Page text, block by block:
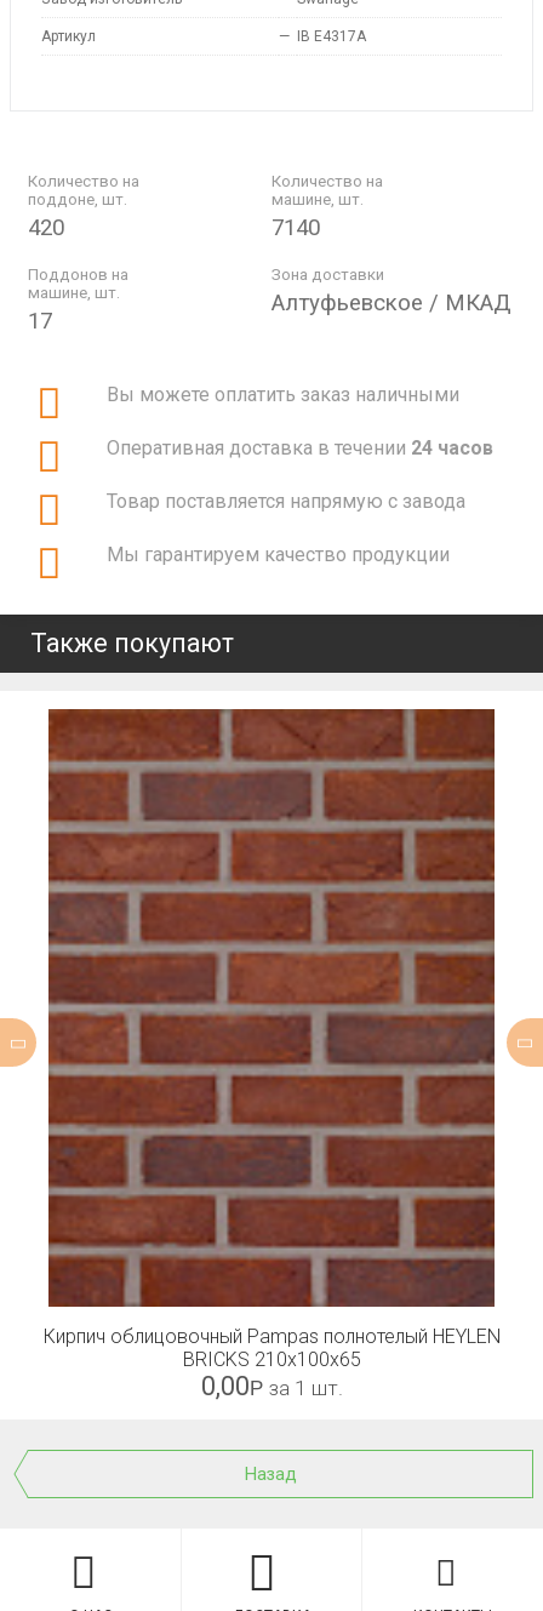
Артикул — IB E4317A
Количество на
поддоне, шт.
420
Количество на
машине, шт.
7140
Поддонов на
машине, шт.
17
Зона доставки
Алтуфьевское / МКАД
Вы можете оплатить заказ наличными
Оперативная доставка в течении 24 часов
Товар поставляется напрямую с завода
Мы гарантируем качество продукции
Также покупают
Кирпич облицовочный Pampas полнотелый HEYLEN
BRICKS 210x100x65
0,00Р за 1 шт.
Назад